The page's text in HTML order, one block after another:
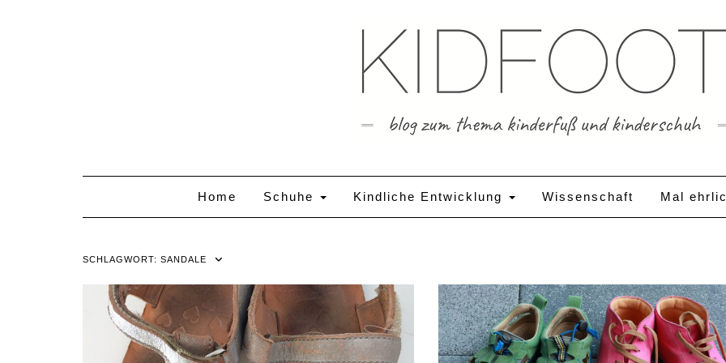
Home Schuhe Kindliche Entwicklung Wissenschaft Mal
SCHLAGWORT: SANDALE